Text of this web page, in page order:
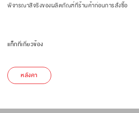
พิจารณาสีจริงของผลิตภัณฑ์ที่ร้านค้าก่อนการสั่งซื้อ
แท็กที่เกี่ยวข้อง
หลังคา